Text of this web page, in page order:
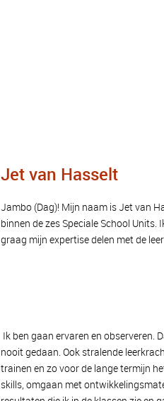
Jet van Hasselt
Jambo (Dag)! Mijn naam is Jet van
binnen de zes Speciale School
graag mijn expertise delen met de
Ik ben gaan ervaren en observeren.
nooit gedaan. Ook stralende
trainen en zo voor de lange termijn
skills, omgaan met